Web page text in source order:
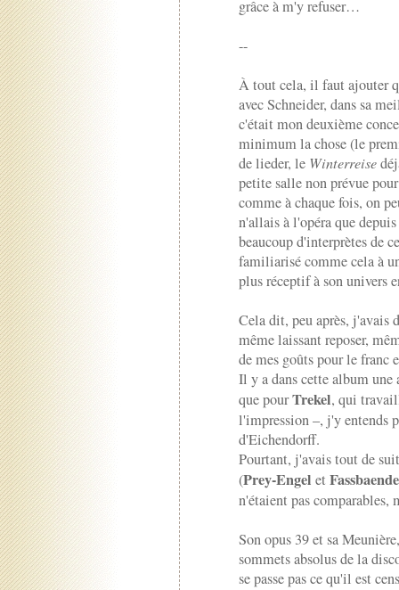
grâce à m'y refuser…
--
À tout cela, il faut ajouter
avec Schneider, dans sa
c'était mon deuxième
minimum la chose (le
de lieder, le Winterreise
petite salle non prévue
comme à chaque fois, on
n'allais à l'opéra que
beaucoup d'interprètes de
familiarisé comme cela à
plus réceptif à son univers
Cela dit, peu après, j'avais
même laissant reposer,
de mes goûts pour le franc
Il y a dans cette album
que pourTrekel, qui
l'impression –, j'y entends
d'Eichendorff.
Pourtant, j'avais tout de
(Prey-Engel et
n'étaient pas comparables,
Son opus 39 et sa
sommets absolus de la
se passe pas ce qu'il est